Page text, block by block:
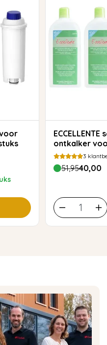
ECCELLENTE set van 4x 500ml
ontkalker
3
51,9540,00